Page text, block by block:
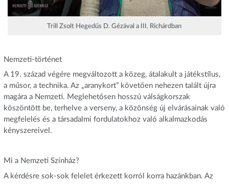
Trill Zsolt Hegedűs D. Gézával a III. Richárdban
Nemzeti-történet
A 19. század végére megváltozott a közeg, átalakult a játékstílus,
a műsor, a technika. Az „aranykort” követően nehezen talált újra
magára a Nemzeti. Meglehetősen hosszú válságkorszak
köszöntött be, terhelve a verseny, a közönség új elvárásainak való
megfelelés és a társadalmi fordulatokhoz való alkalmazkodás
kényszereivel.
Mi a Nemzeti Színház?
A kérdésre sok-sok felelet érkezett korról korra hazánkban. Az